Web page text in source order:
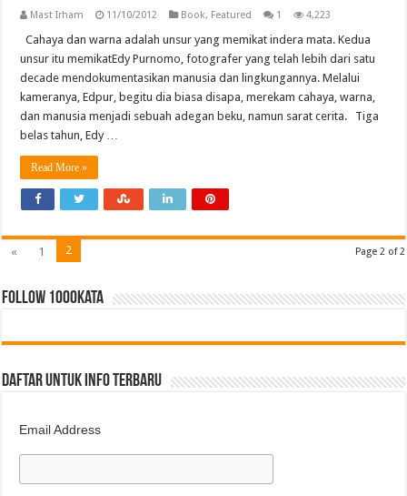
Mast Irham 11/10/2012 Book, Featured 1 4,223
Cahaya dan warna adalah unsur yang memikat indera mata. Kedua
unsur itu memikatEdy Purnomo, fotografer yang telah lebih dari satu
decade mendokumentasikan manusia dan lingkungannya. Melalui
kameranya, Edpur, begitu dia biasa disapa, merekam cahaya, warna,
dan manusia menjadi sebuah adegan beku, namun sarat cerita. Tiga
belas tahun, Edy …
Read More »
Page 2 of 2
« 1 2
FOLLOW 1000kata
DAFTAR UNTUK INFO TERBARU
Email Address